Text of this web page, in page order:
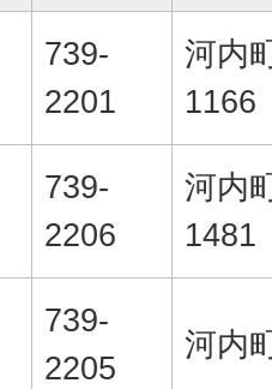
739-
2201
河内
1166
739-
2206
河内
1481
739-
2205
河内